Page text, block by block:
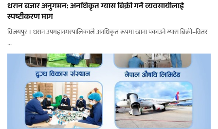
धरान बजार अनुगमन: अनधिकृत ग्यास बिक्री गर्ने व्यवसायीलाई
स्पष्टीकरण माग
विजयपुर । धरान उपमहानगरपालिकाले अनधिकृत रूपमा खाना पकाउने ग्यास बिक्री–वितर
...